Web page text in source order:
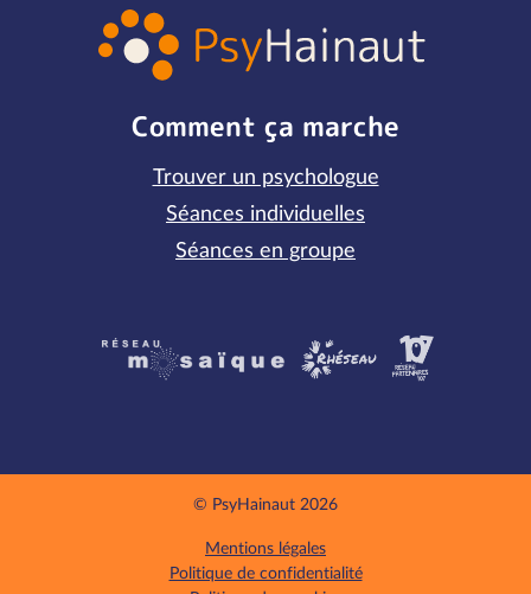
Comment ça marche
Trouver un psychologue
Séances individuelles
Séances en groupe
Partenaires
© PsyHainaut 2026
Mentions légales
Politique de confidentialité